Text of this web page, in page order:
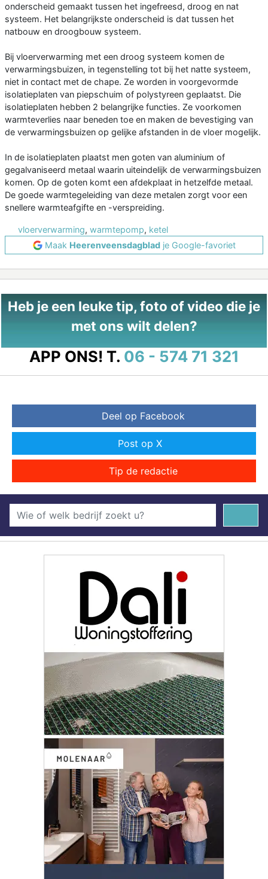
onderscheid gemaakt tussen het ingefreesd, droog en nat
systeem. Het belangrijkste onderscheid is dat tussen het
natbouw en droogbouw systeem.
Bij vloerverwarming met een droog systeem komen de
verwarmingsbuizen, in tegenstelling tot bij het natte systeem,
niet in contact met de chape. Ze worden in voorgevormde
isolatieplaten van piepschuim of polystyreen geplaatst. Die
isolatieplaten hebben 2 belangrijke functies. Ze voorkomen
warmteverlies naar beneden toe en maken de bevestiging van
de verwarmingsbuizen op gelijke afstanden in de vloer mogelijk.
In de isolatieplaten plaatst men goten van aluminium of
gegalvaniseerd metaal waarin uiteindelijk de verwarmingsbuizen
komen. Op de goten komt een afdekplaat in hetzelfde metaal.
De goede warmtegeleiding van deze metalen zorgt voor een
snellere warmteafgifte en -verspreiding.
vloerverwarming, warmtepomp, ketel
Maak Heerenveensdagbladje Google-favoriet
Heb je een leuke tip, foto of video die je
met ons wilt delen?
APP ONS! T. 06 - 574 71 321
Deel op Facebook
Post op X
Tip de redactie